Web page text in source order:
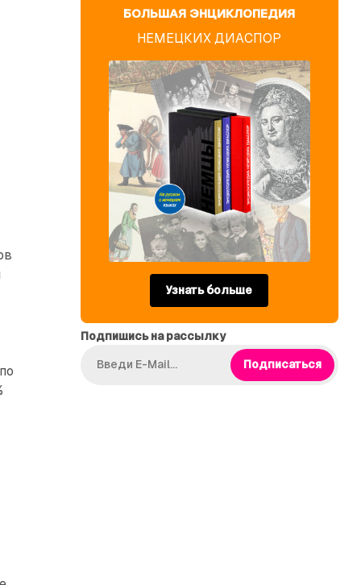
БОЛЬШАЯ ЭНЦИКЛОПЕДИЯ
НЕМЕЦКИХ ДИАСПОР
Узнать больше
Подпишись на рассылку
Подписаться